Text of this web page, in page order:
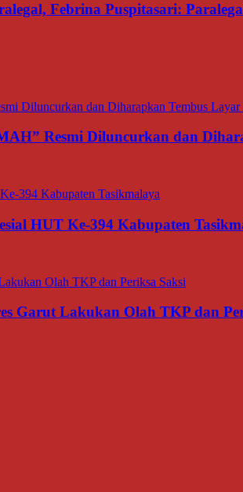
Febrina Puspitasari:
Resmi Diluncurkan dan
HUT Ke-394 Kabupaten
Garut Lakukan Olah TKP dan